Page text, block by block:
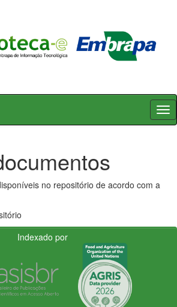
no repositório de acordo com a
Indexado por